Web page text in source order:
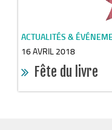
Matheysine
Enfance & Cohésion
Petite Enfance
Relais Petite
ACTUALITÉS &
16 AVRIL 2018
Fête du livre